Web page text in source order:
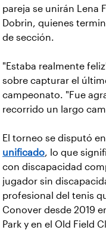
pareja se unirán Lena
Dobrin, quienes
de sección.
"Estaba realmente
sobre capturar el
campeonato. "Fue
recorrido un largo
El torneo se disputó en
unificado, lo que
con discapacidad
jugador sin
profesional del tenis
Conover desde 2019
Park y en el Old Field